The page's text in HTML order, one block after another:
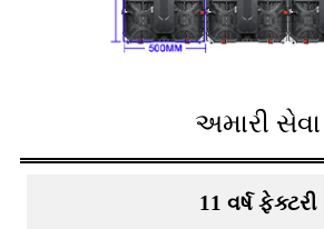
અમારી સેવા
11 વર્ષ ફેક્ટરી